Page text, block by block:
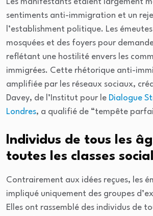
sentiments anti-immigration et un
l’establishment politique. Les
mosquées et des foyers pour
reflétant une hostilité envers les
immigrées. Cette rhétorique anti-
amplifiée par les réseaux sociaux,
Davey, de l’Institut pour le Dialogue
Londres, a qualifié de “tempête
Individus de tous les
toutes les classes
Contrairement aux idées reçues, les
impliqué uniquement des groupes
Elles ont rassemblé des individus de